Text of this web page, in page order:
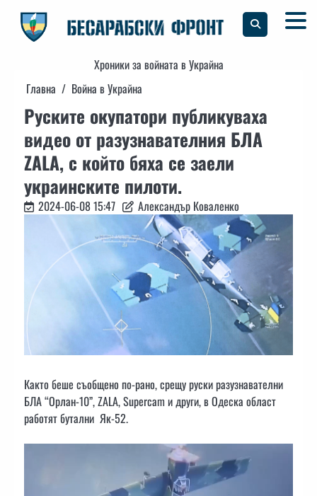
content
Хроники за войната в Украйна
Главна
Война в Украйна
Руските окупатори публикуваха
видео от разузнавателния БЛА
ZALA, с който бяха се заели
украинските пилоти.
2024-06-08 15:47 Александър Коваленко
Както беше съобщено по-рано, срещу руски разузнавателни
БЛА “Орлан-10”, ZALA, Supercam и други, в Одеска област
работят бутални Як-52.